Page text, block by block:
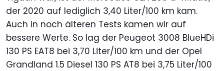
der 2020 auf lediglich 3,40 Liter/100 km kam.
Auch in noch älteren Tests kamen wir auf
bessere Werte. So lag der Peugeot 3008 BlueHDi
130 PS EAT8 bei 3,70 Liter/100 km und der Opel
Grandland 1.5 Diesel 130 PS AT8 bei 3,75 Liter/100